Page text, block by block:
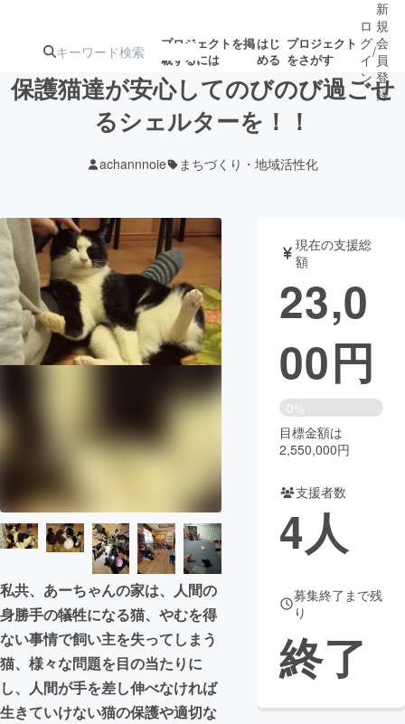
プロジェクトを掲
載するには
はじ
める
プロジェクト
をさがす
ターン
ジェクト
募集終了が近いプ
ロジェクト
アート・写真 音楽
テクノロジー・ガジェット ゲーム・
映像・映画 書籍・雑誌
ビジネス・起業 チャレンジ
まちづくり・地域活性化
CAMPFIRE for Social Good CAMPFIRE Creation
CAMPFIREふるさと納税machi-ya コミュニティ
ロ
グ
イ
ン
/
新
規
会
員
登
録
保護猫達が安心してのびのび過ごせ
るシェルターを！！
achannnoie まちづくり・地域活性化
私共、あーちゃんの家は、人間の
身勝手の犠牲になる猫、やむを得
ない事情で飼い主を失ってしまう
猫、様々な問題を目の当たりに
し、人間が手を差し伸べなければ
生きていけない猫の保護や適切な
現在の支援総
額
23,0
00円
0%
目標金額は
2,550,000円
支援者数
4人
募集終了まで残
り
終了